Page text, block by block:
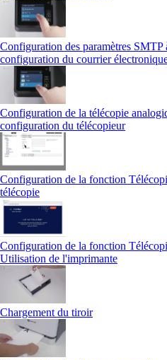
Configuration des paramètres SMTP
configuration du courrier
Configuration de la télécopie
configuration du télécopieur
Configuration de la fonction
télécopie
Configuration de la fonction
Utilisation de l'imprimante
Chargement du tiroir